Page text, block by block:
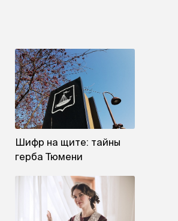
Шифр на щите: тайны
герба Тюмени